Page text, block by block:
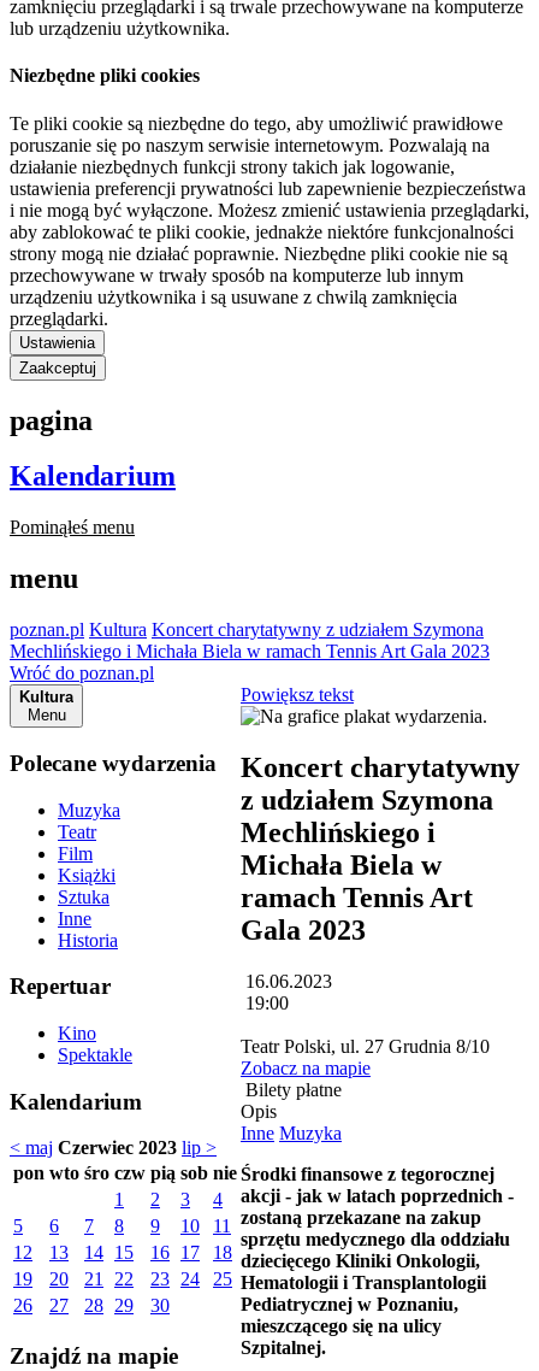
zamknięciu przeglądarki i są trwale przechowywane na komputerze
lub urządzeniu użytkownika.
Niezbędne pliki cookies
Te pliki cookie są niezbędne do tego, aby umożliwić prawidłowe
poruszanie się po naszym serwisie internetowym. Pozwalają na
działanie niezbędnych funkcji strony takich jak logowanie,
ustawienia preferencji prywatności lub zapewnienie bezpieczeństwa
i nie mogą być wyłączone. Możesz zmienić ustawienia przeglądarki,
aby zablokować te pliki cookie, jednakże niektóre funkcjonalności
strony mogą nie działać poprawnie. Niezbędne pliki cookie nie są
przechowywane w trwały sposób na komputerze lub innym
urządzeniu użytkownika i są usuwane z chwilą zamknięcia
przeglądarki.
Ustawienia
Zaakceptuj
pagina
Kalendarium
Pominąłeś menu
menu
poznan.pl Kultura Koncert charytatywny z udziałem Szymona
Mechlińskiego i Michała Biela w ramach Tennis Art Gala 2023
Wróć do poznan.pl
Kultura
Menu
Polecane wydarzenia
Muzyka
Teatr
Film
Książki
Sztuka
Inne
Historia
Repertuar
Kino
Spektakle
Kalendarium
< maj Czerwiec 2023 lip >
pon wto śro czw pią sob nie
1
2 3
4
5
6 7 8 9 10
11
12
13 14 15 16 17
18
19
20 21 22 23 24
25
26
27 28 29 30
Znajdź na mapie
Powiększ tekst
Koncert charytatywny
z udziałem Szymona
Mechlińskiego i
Michała Biela w
ramach Tennis Art
Gala 2023
16.06.2023
19:00
Teatr Polski, ul. 27 Grudnia 8/10
Zobacz na mapie
Bilety płatne
Opis
Inne Muzyka
Środki finansowe z tegorocznej
akcji - jak w latach poprzednich -
zostaną przekazane na zakup
sprzętu medycznego dla oddziału
dziecięcego Kliniki Onkologii,
Hematologii i Transplantologii
Pediatrycznej w Poznaniu,
mieszczącego się na ulicy
Szpitalnej.